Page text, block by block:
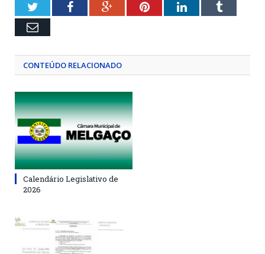
TwitterFacebookGoogle+PinterestLinkedInTumblr
Email
CONTEÚDO RELACIONADO
Calendário Legislativo de
2026